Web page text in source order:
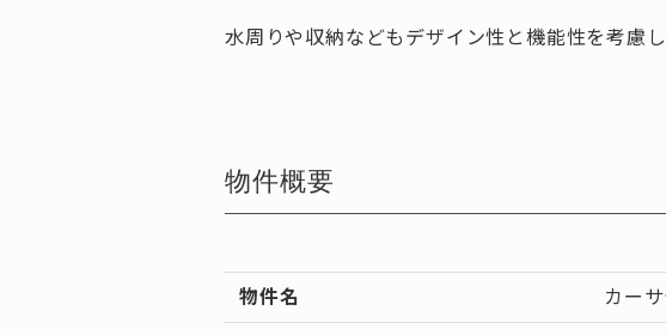
水周りや収納などもデザイン性と機能性を考慮し
物件概要
物件名 カー